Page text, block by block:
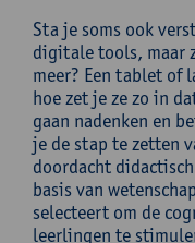
Sta je soms ook
digitale tools, maar
meer? Een tablet of
hoe zet je ze zo in
gaan nadenken en
je de stap te zetten
doordacht
basis van
selecteert om de
leerlingen te